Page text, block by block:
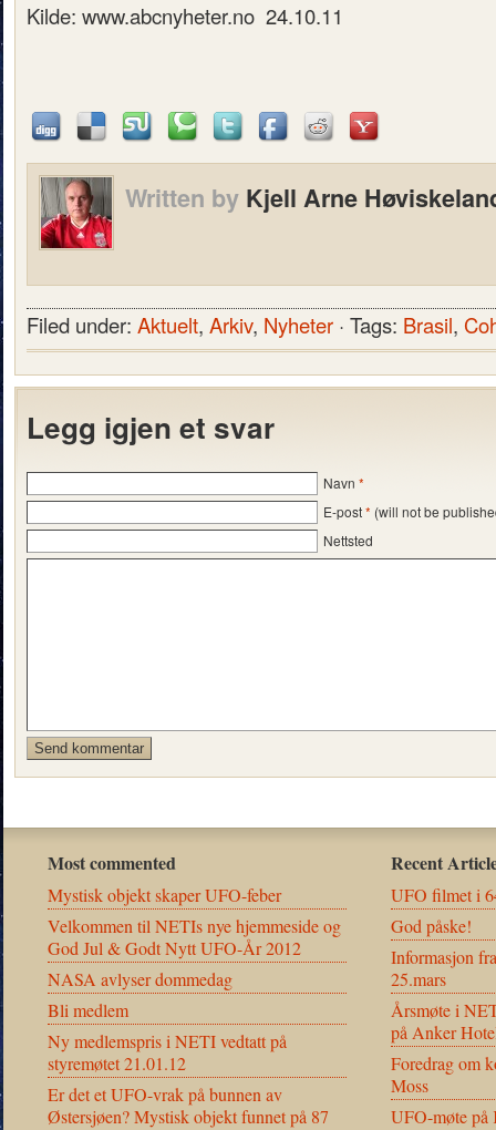
Kilde: www.abcnyheter.no 24.10.11
Written by Kjell Arne
Filed under: Aktuelt, Arkiv, Nyheter · Tags: Brasil,
Legg igjen et svar
Navn *
E-post* (will not be
Nettsted
Most commented
Mystisk objekt skaper UFO-feber
Velkommen til NETIs nye hjemmeside og
God Jul & Godt Nytt UFO-År 2012
NASA avlyser dommedag
Bli medlem
Ny medlemspris i NETI vedtatt på
styremøtet 21.01.12
Er det et UFO-vrak på bunnen av
Østersjøen? Mystisk objekt funnet på 87
Recent
UFO filmet i
God påske!
Informasjon
25.mars
Årsmøte i
på Anker
Foredrag om
Moss
UFO-møte på